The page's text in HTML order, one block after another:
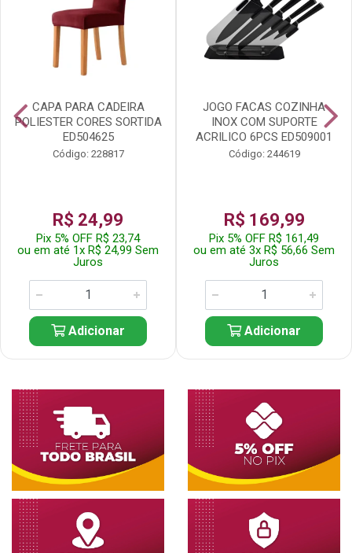
CAPA PARA CADEIRA
POLIESTER CORES SORTIDA
ED504625
Código: 228817
R$ 24,99
Pix 5% OFF R$ 23,74
ou em até 1x R$ 24,99 Sem
Juros
Adicionar
JOGO FACAS COZINHA
INOX COM SUPORTE
ACRILICO 6PCS ED509001
Código: 244619
R$ 169,99
Pix 5% OFF R$ 161,49
ou em até 3x R$ 56,66 Sem
Juros
Adicionar